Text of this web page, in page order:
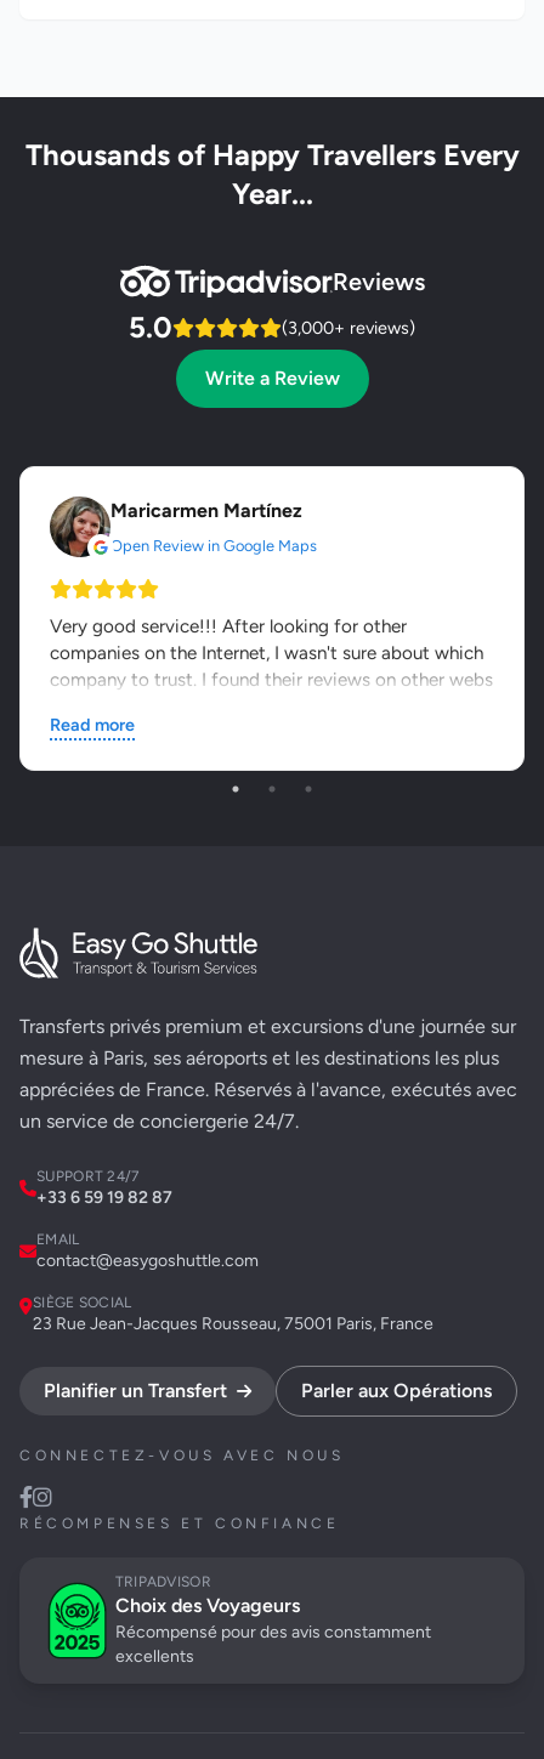
Thousands of Happy Travellers Every
Year...
Reviews
5.0 (3,000+ reviews)
Write a Review
Maricarmen Martínez
Open Review in Google Maps
Very good service!!! After looking for other
companies on the Internet, I wasn't sure about which
company to trust. I found their reviews on other webs
Read more
Transferts privés premium et excursions d'une journée sur
mesure à Paris, ses aéroports et les destinations les plus
appréciées de France. Réservés à l'avance, exécutés avec
un service de conciergerie 24/7.
SUPPORT 24/7
+33 6 59 19 82 87
EMAIL
contact@easygoshuttle.com
SIÈGE SOCIAL
23 Rue Jean-Jacques Rousseau, 75001 Paris, France
Planifier un Transfert Parler aux Opérations
CONNECTEZ-VOUS AVEC NOUS
RÉCOMPENSES ET CONFIANCE
TRIPADVISOR
Choix des Voyageurs
Récompensé pour des avis constamment
excellents